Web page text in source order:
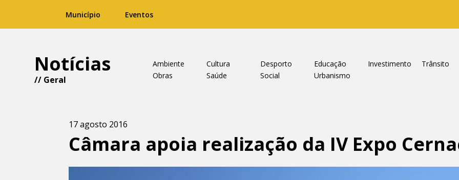
Município Eventos
Notícias
// Geral
Ambiente Cultura Desporto Educação Investimento
Trânsito
Obras
Saúde Social Urbanismo
17 agosto 2016
Câmara apoia realização da IV Expo